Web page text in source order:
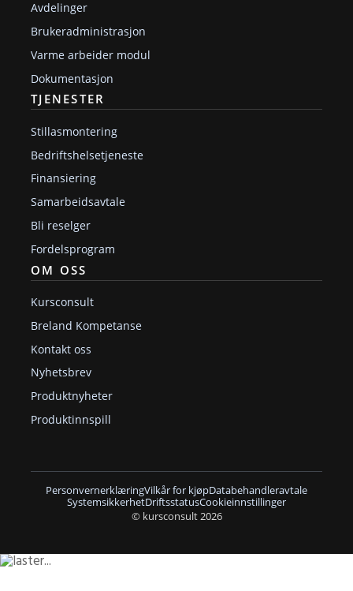
Avdelinger
Brukeradministrasjon
Varme arbeider modul
Dokumentasjon
TJENESTER
Stillasmontering
Bedriftshelsetjeneste
Finansiering
Samarbeidsavtale
Bli reselger
Fordelsprogram
OM OSS
Kursconsult
Breland Kompetanse
Kontakt oss
Nyhetsbrev
Produktnyheter
Produktinnspill
PersonvernerklæringVilkår for kjøpDatabehandleravtale
SystemsikkerhetDriftsstatusCookieinnstillinger
© kursconsult 2026